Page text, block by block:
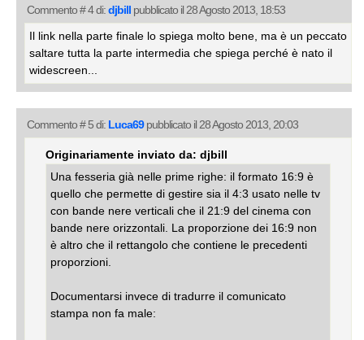
Commento # 4 di:djbill pubblicato il 28 Agosto 2013, 18:53
Il link nella parte finale lo spiega molto bene, ma è un peccato
saltare tutta la parte intermedia che spiega perché è nato il
widescreen...
Commento # 5 di: Luca69pubblicato il 28 Agosto 2013, 20:03
Originariamente inviato da: djbill
Una fesseria già nelle prime righe: il formato 16:9 è
quello che permette di gestire sia il 4:3 usato nelle tv
con bande nere verticali che il 21:9 del cinema con
bande nere orizzontali. La proporzione dei 16:9 non
è altro che il rettangolo che contiene le precedenti
proporzioni.
Documentarsi invece di tradurre il comunicato
stampa non fa male: